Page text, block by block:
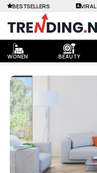
WONEN BEAUTY
BESTSELLERS VIRAL